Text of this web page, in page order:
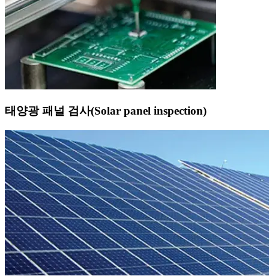
태양광 패널 검사(Solar panel inspection)